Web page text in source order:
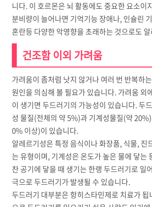
니다. 이 호르몬은 뇌 활동에도 중요한 요소이
분비량이 늘어나면 기억기능 장애나, 인슐린
혼란등 다양한 악영향을 초래하는 것으로도
건조함 이외 가려움
가려움이 좀처럼 낫지 않거나 여러 번 반복하
원인을 의심해 볼 필요가 있습니다. 가려움 외
이 생기면 두드러기의 가능성이 있습니다. 두
성 물질(전체의 약 5%)과 기계성물질(약
0% 이상)이 있습니다.
알레르기성은 특정 음식이나 화장품, 식물, 진
는 유형이며, 기계성은 온도가 높은 물에 닿는
찬 공기에 닿을 때 생기는 한랭 두드러기로 일
극으로 두드러기가 발생될 수 있습니다.
두드러기 대부분은 항히스타민제로 치료가 됩